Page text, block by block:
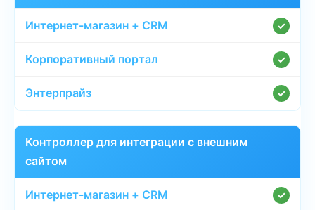
✓
✓
✓
Контроллер для интеграции с внешним
сайтом
✓